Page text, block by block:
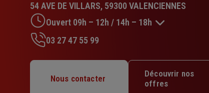
4.6
sur
5
étoiles
54 AVE DE VILLARS, 59300 VALENCIENNES
Ouvert 09h – 12h / 14h – 18h
Mardi : 09h – 12h / 14h – 18h
Mercredi : 09h – 12h / 14h – 18h
03 27 47 55 99
Nous contacter
Découvrir nos
offres